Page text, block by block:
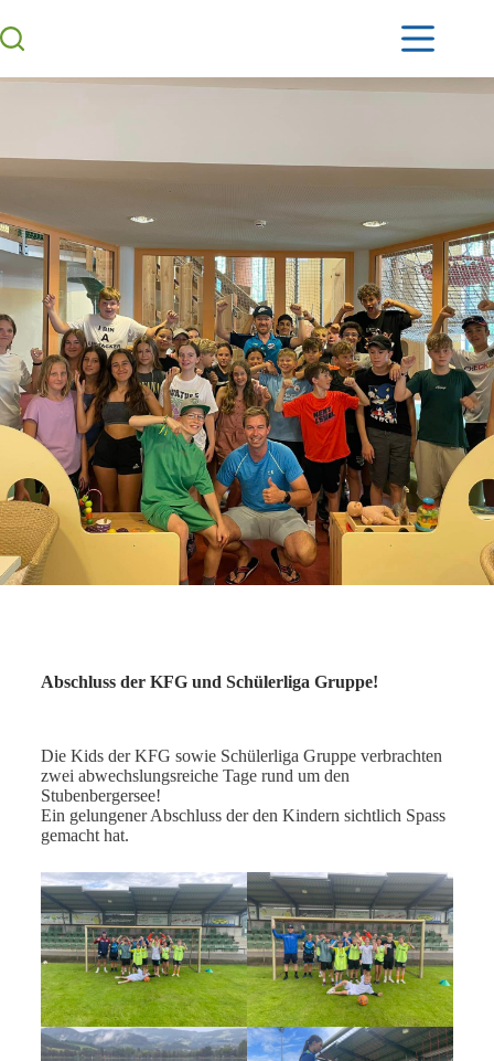
Abschluss der KFG und Schülerliga Gruppe!
Die Kids der KFG sowie Schülerliga Gruppe verbrachten
zwei abwechslungsreiche Tage rund um den
Stubenbergersee!
Ein gelungener Abschluss der den Kindern sichtlich Spass
gemacht hat.